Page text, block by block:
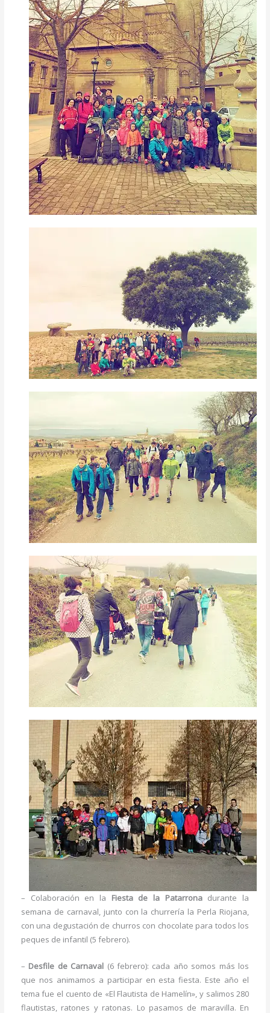
– Colaboración en la Fiesta de la Patarronadurante la
semana de carnaval, junto con la churrería la Perla Riojana,
con una degustación de churros con chocolate para todos los
peques de infantil (5 febrero).
– Desfile de Carnaval (6 febrero): cada año somos más los
que nos animamos a participar en esta fiesta. Este año el
tema fue el cuento de «El Flautista de Hamelín», y salimos 280
flautistas, ratones y ratonas. Lo pasamos de maravilla. En